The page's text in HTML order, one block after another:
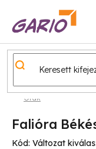
Órák
Falióra
Kód: Változat